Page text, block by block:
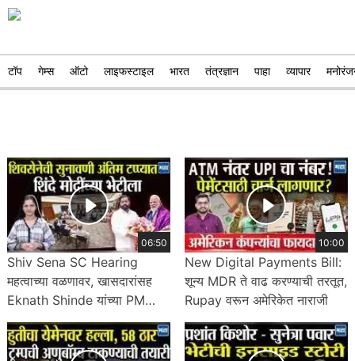
टॉप गेम्स ऑटो लाइफस्टाइल भारत तंत्रज्ञान पाहा व्यापार
06:50
Shiv Sena SC Hearing
महत्वाच्या वळणावर, खासदारांसह
Eknath Shinde यांच्या PM
Modi भेटीचा अर्थ काय?
10:00
New Digital Payments Bill:
शून्य MDR ते वाढ करण्याची तरतूत,
Rupay वरून अमेरिकेत नाराजी